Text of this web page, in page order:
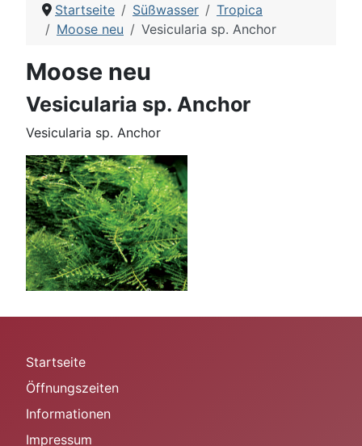
Startseite Süßwasser
Tropica
Moose neu
Vesicularia sp. Anchor
Moose neu
Vesicularia sp. Anchor
Vesicularia sp. Anchor
Startseite
Öffnungszeiten
Informationen
Impressum